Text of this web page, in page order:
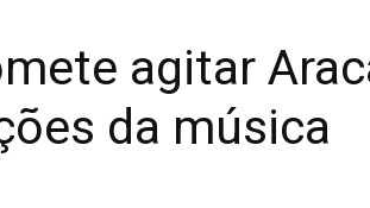
agitar
da música